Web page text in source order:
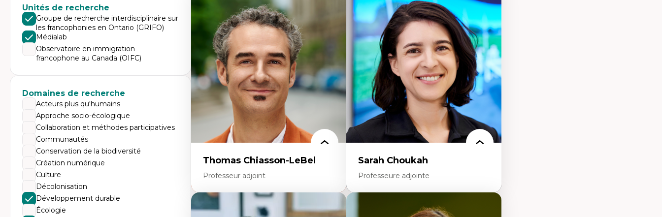
Unités de recherche
Groupe de recherche interdisciplinaire sur
les francophonies en Ontario (GRIFO)
Médialab
Observatoire en immigration
francophone au Canada (OIFC)
Domaines de recherche
Acteurs plus qu'humains
Approche socio-écologique
Collaboration et méthodes participatives
Communautés
Conservation de la biodiversité
Création numérique
Culture
Décolonisation
Développement durable
Écologie
Discours sur la ville et représentations
Mosquées, formes et usages au Canada
Reconnaissance et représentations des
communautés immigrantes dans l'espace
urbain
Design architectural et urbain
Patrimoine et patrimonialisation
Études postcoloniales et décolonisation des
savoirs
Expertises
Économie circulaire
Modèles d’affaires durables
Histoire des faits économiques
Gestion durable des ressources naturelles
Écologie industrielle
Aménagement durable du territoire
Développement régional
Coopératives
Télétravail en milieu rural francophone
Transition socio-écologique
Thomas Chiasson-LeBel
Professeur adjoint
Expertises
Sarah Choukah
Professeure adjointe